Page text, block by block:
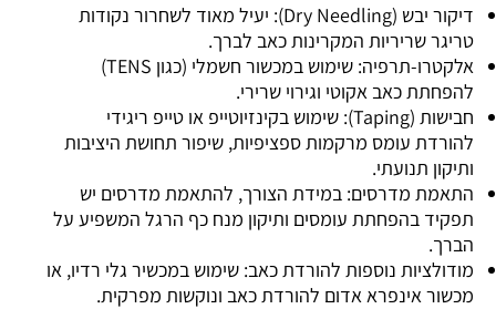
דיקור יבש (Dry Needling): יעיל מאוד לשחרור נקודות
טריגר שריריות המקרינות כאב לברך.
אלקטרו-תרפיה: שימוש במכשור חשמלי (כגון TENS)
להפחתת כאב אקוטי וגירוי שרירי.
חבישות (Taping): שימוש בקינזיוטייפ או טייפ ריגידי
להורדת עומס מרקמות ספציפיות, שיפור תחושת היציבות
ותיקון תנועתי.
התאמת מדרסים: במידת הצורך, להתאמת מדרסים יש
תפקיד בהפחתת עומסים ותיקון מנח כף הרגל המשפיע על
הברך.
מודולציות נוספות להורדת כאב: שימוש במכשיר גלי רדיו, או
מכשור אינפרא אדום להורדת כאב ונוקשות מפרקית.